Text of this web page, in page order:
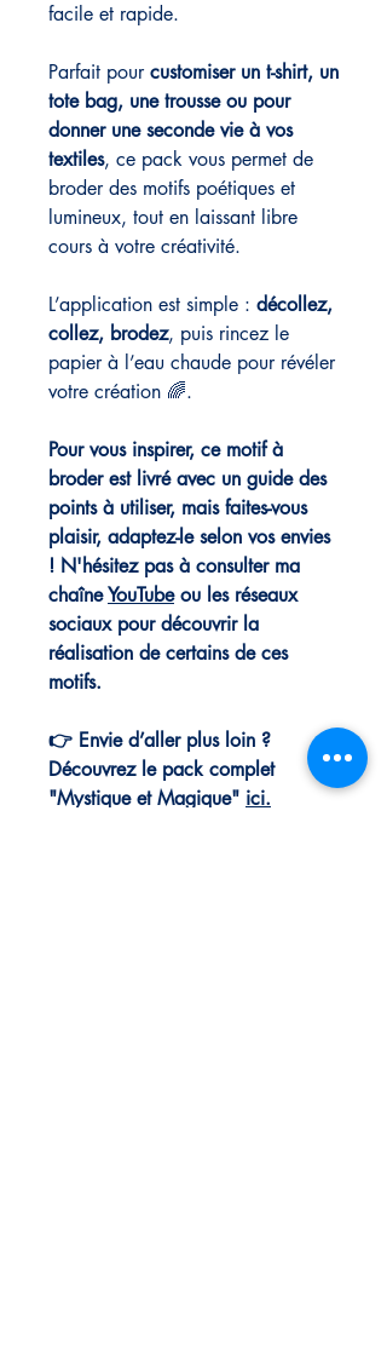
facile et rapide.
Parfait pourcustomiser un t-shirt, un
tote bag, une trousse ou pour
donner une seconde vie à vos
textiles, ce pack vous permet de
broder des motifs poétiques et
lumineux, tout en laissant libre
cours à votre créativité.
L’application est simple : décollez,
collez, brodez, puis rincez le
papier à l’eau chaude pour révéler
votre création 🌈.
Pour vous inspirer, ce motif à
broder est livré avec un guide des
points à utiliser, mais faites-vous
plaisir, adaptez-le selon vos envies
! N'hésitez pas à consulter ma
chaîneYouTubeou les réseaux
sociaux pour découvrir la
réalisation de certains de ces
motifs.
👉 Envie d’aller plus loin ?
Découvrez le pack complet
"Mystique et Magique" ici.